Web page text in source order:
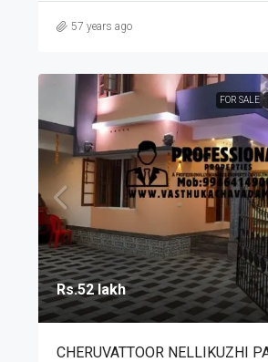
57 years ago
FOR SALE
Rs.52 lakh
CHERUVATTOOR NELLIKUZHI